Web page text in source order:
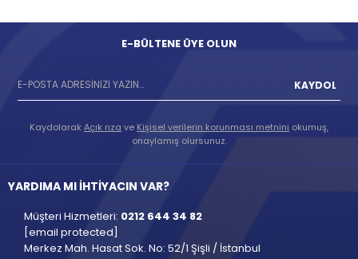
E-BÜLTENE ÜYE OLUN
KAYDOL
KaydolarakAçık rıza ve Kişisel verilerin korunması metnini okumuş,
onaylamış olursunuz.
YARDIMA MI İHTİYACIN VAR?
Müşteri Hizmetleri: 0212 644 34 82
[email protected]
Merkez Mah. Hasat Sok. No: 52/1 Şişli / İstanbul